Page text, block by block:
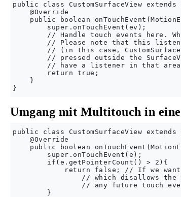
public class CustomSurfaceView extends
    @Override
public boolean
        super.onTouchEvent(ev);
// Handle touch events here.
// Please note that this
// (in this case,
// pressed outside the
// have a listener in that
        return true;
    }
Umgang mit Multitouch in
public class CustomSurfaceView extends
    @Override
public boolean
        super.onTouchEvent(e);
        if(e.getPointerCount() > 2){
return false; // If we
// which disallows
// any future touch
        }